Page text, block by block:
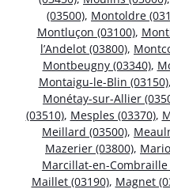
(03500), Montoldre
Montluçon (03100),
l’Andelot (03800),
Montbeugny (03340),
Montaigu-le-Blin (03150),
Monétay-sur-Allier
(03510), Mesples (03370),
Meillard (03500),
Mazerier (03800),
Marcillat-en-Combraille
Maillet (03190), Magnet